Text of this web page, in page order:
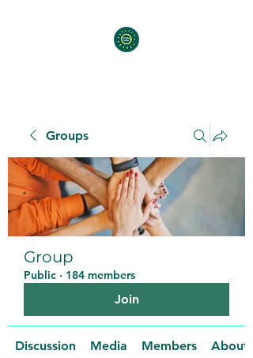
Groups
Group
Public · 184 members
Join
Discussion Media Members About